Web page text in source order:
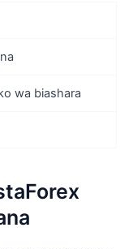
wa biashara